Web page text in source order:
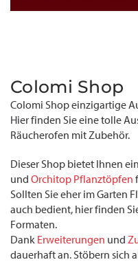
Colomi Shop
Colomi Shop einzigartige
Hier finden Sie eine tolle
Räucherofen mit Zubehör.
Dieser Shop bietet Ihnen
und Orchitop Pflanztöpfen
Sollten Sie eher im Garten
auch bedient, hier finden
Formaten.
Dank Erweiterungen und
dauerhaft an. Stöbern sich